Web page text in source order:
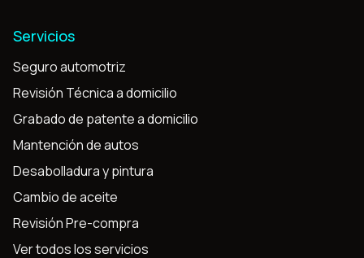
Servicios
Seguro automotriz
Revisión Técnica a domicilio
Grabado de patente a domicilio
Mantención de autos
Desabolladura y pintura
Cambio de aceite
Revisión Pre-compra
Ver todos los servicios